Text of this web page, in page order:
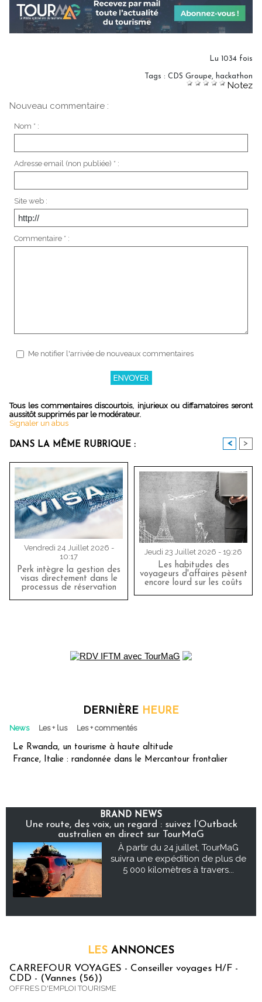
Lu 1034 fois
Tags : CDS Groupe, hackathon
Notez
Nouveau commentaire :
Nom * :
Adresse email (non publiée) * :
Site web :
Commentaire * :
Me notifier l'arrivée de nouveaux commentaires
Tous les commentaires discourtois, injurieux ou diffamatoires seront
aussitôt supprimés par le modérateur.
Signaler un abus
DANS LA MÊME RUBRIQUE : < >
Vendredi 24 Juillet 2026 -
10:17
Perk intègre la gestion des
visas directement dans le
processus de réservation
Jeudi 23 Juillet 2026 - 19:26
Les habitudes des
voyageurs d'affaires pèsent
encore lourd sur les coûts
DERNIÈRE HEURE
News Les + lus Les + commentés
Le Rwanda, un tourisme à haute altitude
France, Italie : randonnée dans le Mercantour frontalier
BRAND NEWS
Une route, des voix, un regard : suivez l’Outback
australien en direct sur TourMaG
À partir du 24 juillet, TourMaG
suivra une expédition de plus de
5 000 kilomètres à travers...
LES ANNONCES
CARREFOUR VOYAGES - Conseiller voyages H/F -
CDD - (Vannes (56))
OFFRES D'EMPLOI TOURISME